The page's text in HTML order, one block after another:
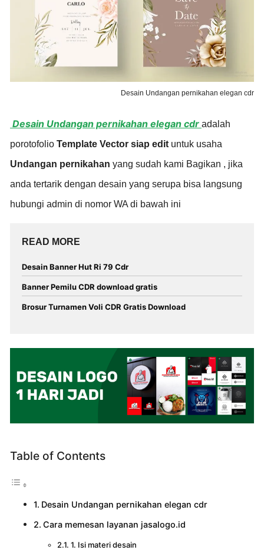
Desain Undangan pernikahan elegan cdr
Desain Undangan pernikahan elegan cdr adalah
porotofolio Template Vector siap edit untuk usaha
Undangan pernikahan yang sudah kami Bagikan , jika
anda tertarik dengan desain yang serupa bisa langsung
hubungi admin di nomor WA di bawah ini
READ MORE
Desain Banner Hut Ri 79 Cdr
Banner Pemilu CDR download gratis
Brosur Turnamen Voli CDR Gratis Download
Table of Contents
Desain Undangan pernikahan elegan cdr
Cara memesan layanan jasalogo.id
1. Isi materi desain